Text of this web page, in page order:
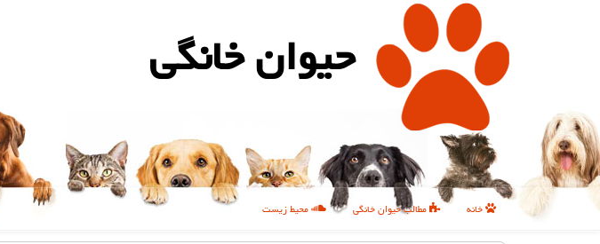
حیوان خانگی
خانه مطالب حیوان خانگی محیط زیست